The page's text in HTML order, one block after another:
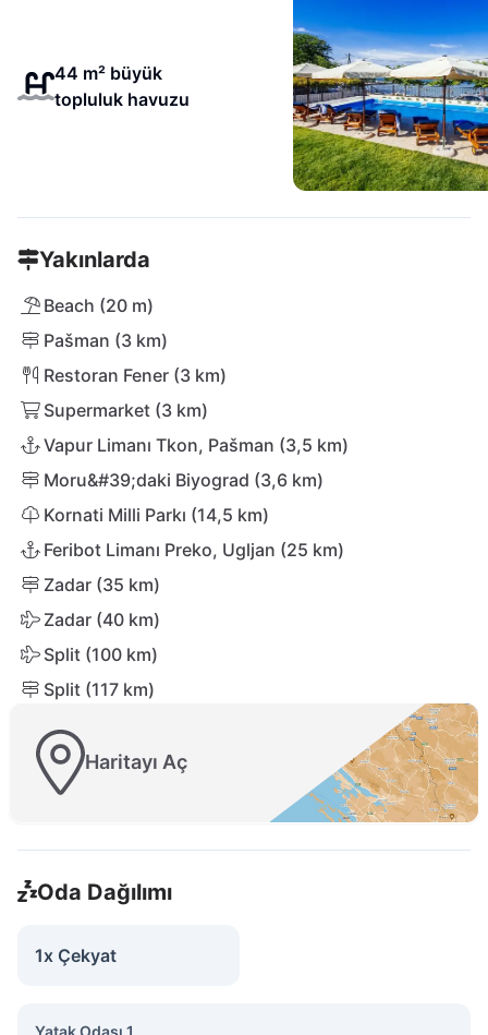
44 m² büyük
topluluk havuzu
Yakınlarda
Beach (20 m)
Pašman (3 km)
Restoran Fener (3 km)
Supermarket (3 km)
Vapur Limanı Tkon, Pašman (3,5 km)
Moru&#39;daki Biyograd (3,6 km)
Kornati Milli Parkı (14,5 km)
Feribot Limanı Preko, Ugljan (25 km)
Zadar (35 km)
Zadar (40 km)
Split (100 km)
Split (117 km)
Haritayı Aç
Oda Dağılımı
1x Çekyat
Yatak Odası 1